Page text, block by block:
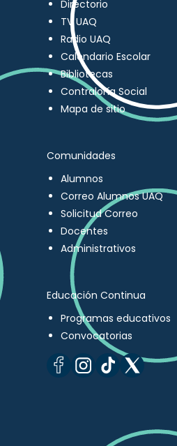
Directorio
TV UAQ
Radio UAQ
Calendario Escolar
Bibliotecas
Contraloría Social
Mapa de sitio
Comunidades
Alumnos
Correo Alumnos UAQ
Solicitud Correo
Docentes
Administrativos
Educación Continua
Programas educativos
Convocatorias